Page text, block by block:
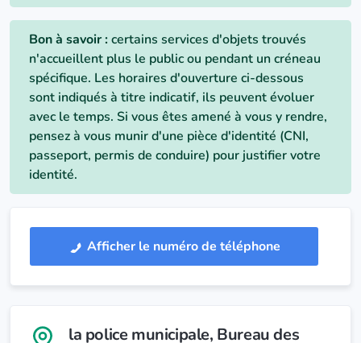
Bon à savoir :certains services d'objets trouvés
n'accueillent plus le public ou pendant un créneau
spécifique. Les horaires d'ouverture ci-dessous
sont indiqués à titre indicatif, ils peuvent évoluer
avec le temps. Si vous êtes amené à vous y rendre,
pensez à vous munir d'une pièce d'identité (CNI,
passeport, permis de conduire) pour justifier votre
identité.
Afficher le numéro de téléphone
la police municipale, Bureau des